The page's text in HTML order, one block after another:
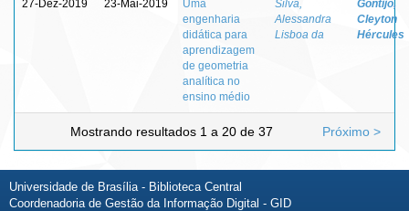
27-Dez-2019 23-Mai-2019
Uma
engenharia
didática para
aprendizagem
de geometria
analítica no
ensino médio
Silva,
Alessandra
Lisboa da
Gontijo,
Cleyton
Hércules
Mostrando resultados 1 a 20 de 37 Próximo >
Universidade de Brasília - Biblioteca Central
Coordenadoria de Gestão da Informação Digital - GID